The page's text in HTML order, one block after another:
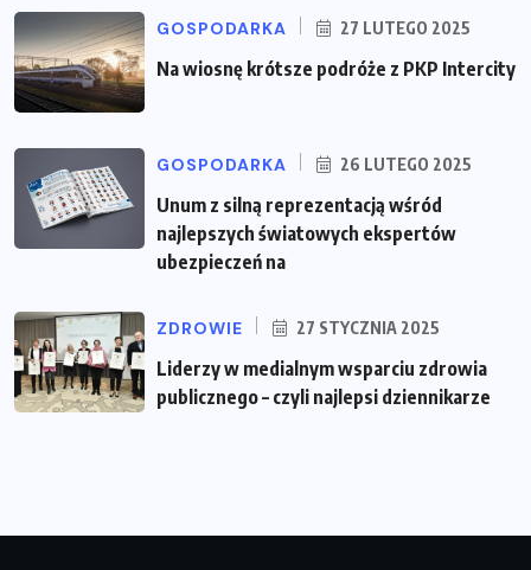
GOSPODARKA 27 LUTEGO 2025
Na wiosnę krótsze podróże z PKP Intercity
GOSPODARKA 26 LUTEGO 2025
Unum z silną reprezentacją wśród
najlepszych światowych ekspertów
ubezpieczeń na
ZDROWIE 27 STYCZNIA 2025
Liderzy w medialnym wsparciu zdrowia
publicznego – czyli najlepsi dziennikarze